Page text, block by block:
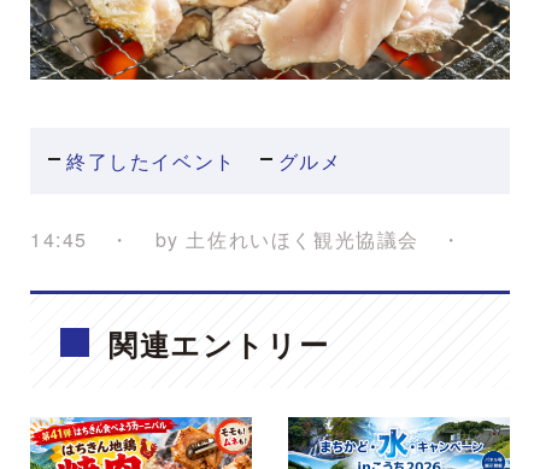
終了したイベント グルメ
by 土佐れいほく観光協議会
14:45
関連エントリー